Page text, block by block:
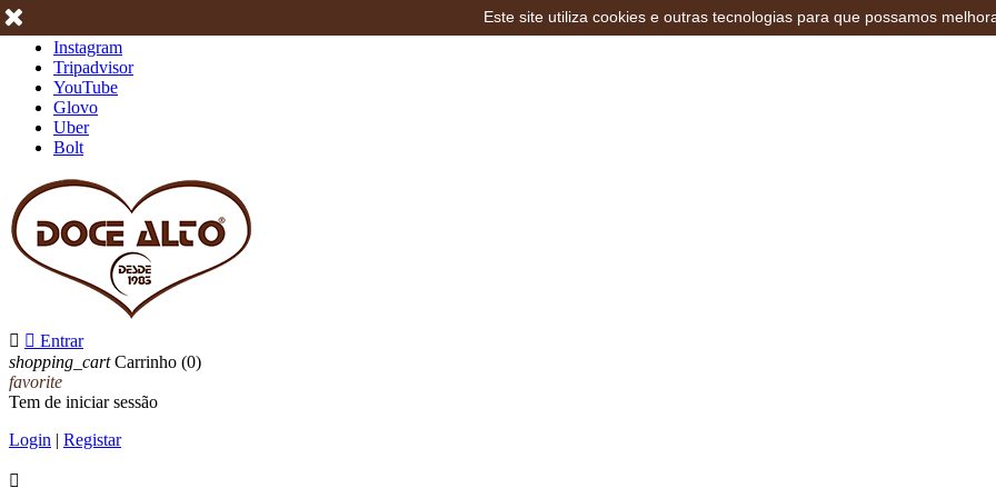
Instagram
Tripadvisor
YouTube
Glovo
Uber
Bolt
  Entrar
shopping_cart Carrinho (0)
favorite
Tem de iniciar sessão
Login | Registar

Este site utiliza cookies e outras tecnologias para que possamos